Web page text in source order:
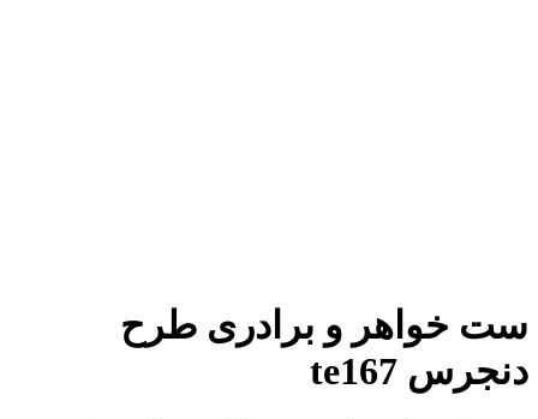
ست خواهر و برادری طرح
دنجرس te167